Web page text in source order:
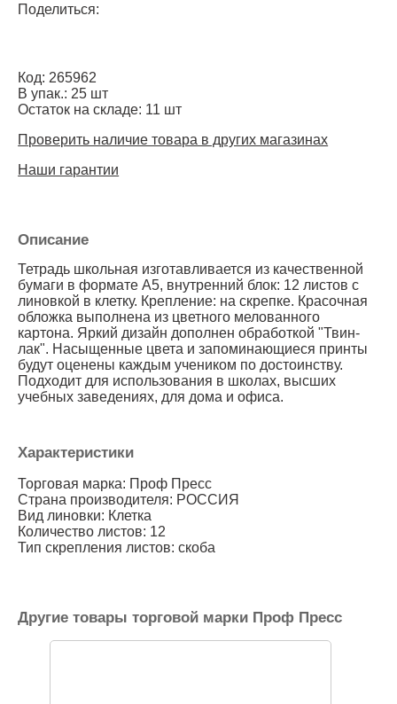
Поделиться:
Код: 265962
В упак.: 25 шт
Остаток на складе: 11 шт
Проверить наличие товара в других магазинах
Наши гарантии
Описание
Тетрадь школьная изготавливается из качественной
бумаги в формате А5, внутренний блок: 12 листов с
линовкой в клетку. Крепление: на скрепке. Красочная
обложка выполнена из цветного мелованного
картона. Яркий дизайн дополнен обработкой "Твин-
лак". Насыщенные цвета и запоминающиеся принты
будут оценены каждым учеником по достоинству.
Подходит для использования в школах, высших
учебных заведениях, для дома и офиса.
Характеристики
Торговая марка: Проф Пресс
Страна производителя: РОССИЯ
Вид линовки: Клетка
Количество листов: 12
Тип скрепления листов: скоба
Другие товары торговой марки Проф Пресс